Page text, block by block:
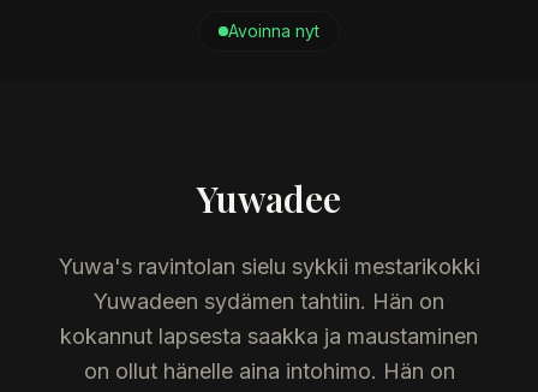
Avoinna nyt
Yuwadee
Yuwa's ravintolan sielu sykkii mestarikokki
Yuwadeen sydämen tahtiin. Hän on
kokannut lapsesta saakka ja maustaminen
on ollut hänelle aina intohimo. Hän on